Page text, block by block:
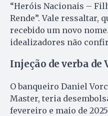
“Heróis Nacionais –
Rende”. Vale ressaltar,
recebido um novo
idealizadores não
Injeção de verba de
O banqueiro Daniel
Master, teria
fevereiro e maio de